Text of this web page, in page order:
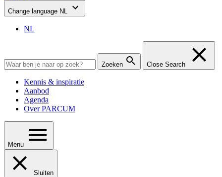
Change language NL
NL
Zoeken Close Search
Kennis & inspiratie
Aanbod
Agenda
Over PARCUM
Menu
Sluiten